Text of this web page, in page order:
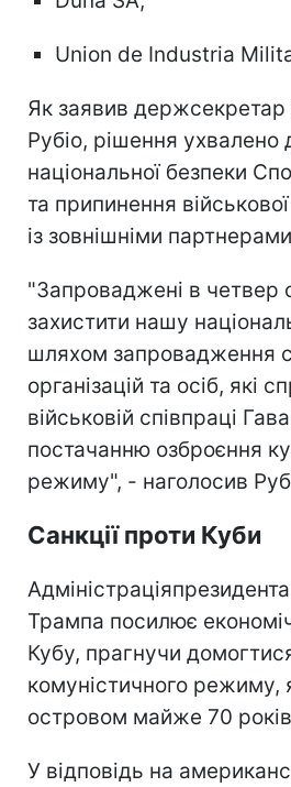
Union de Industria
Як заявив
Рубіо, рішення ухвалено
національної безпеки
та припинення
із зовнішніми
"Запроваджені в четвер
захистити нашу
шляхом запровадження
організацій та осіб, які
військовій співпраці
постачанню озброєння
режиму", - наголосив
Санкції проти Куби
Трампа посилює
Кубу, прагнучи
комуністичного режиму,
островом майже 70
У відповідь на